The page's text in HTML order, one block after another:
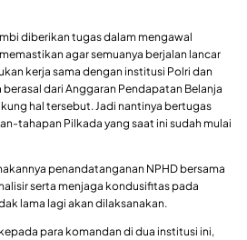
diberikan tugas dalam mengawal
agar semuanya berjalan lancar
kerja sama dengan institusi Polri dan
berasal dari Anggaran Pendapatan Belanja
hal tersebut. Jadi nantinya bertugas
tahapan Pilkada yang saat ini sudah mulai
penandatanganan NPHD bersama
serta menjaga kondusifitas pada
lama lagi akan dilaksanakan.
para komandan di dua institusi ini,